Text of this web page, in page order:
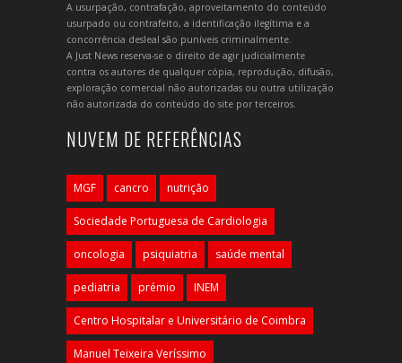
A usurpação, contrafação, aproveitamento do conteúdo
usurpado ou contrafeito, a identificação ilegítima e a
concorrência desleal são puníveis criminalmente.
A Just News reserva-se o direito de agir judicialmente
contra os autores de qualquer cópia, reprodução, difusão,
exploração comercial não autorizadas ou outra utilização
não autorizada do conteúdo do site por terceiros.
NUVEM DE REFERÊNCIAS
MGF cancro nutrição
Sociedade Portuguesa de Cardiologia
oncologia psiquiatria saúde mental
pediatria prémio INEM
Centro Hospitalar e Universitário de Coimbra
Manuel Teixeira Veríssimo